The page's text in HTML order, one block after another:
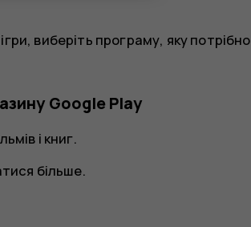
, виберіть програму, яку потрібно
Google Play
і книг.
більше.